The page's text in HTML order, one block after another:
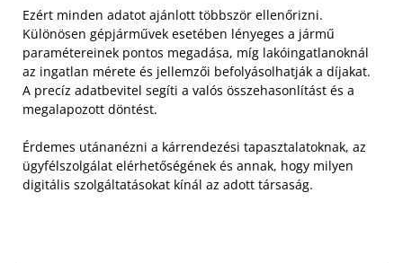
Ezért minden adatot ajánlott többször ellenőrizni.
Különösen gépjárművek esetében lényeges a jármű
paramétereinek pontos megadása, míg lakóingatlanoknál
az ingatlan mérete és jellemzői befolyásolhatják a díjakat.
A precíz adatbevitel segíti a valós összehasonlítást és a
megalapozott döntést.
Érdemes utánanézni a kárrendezési tapasztalatoknak, az
ügyfélszolgálat elérhetőségének és annak, hogy milyen
digitális szolgáltatásokat kínál az adott társaság.